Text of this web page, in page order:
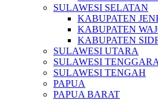
SULAWESI SELATAN
KABUPATEN
KABUPATEN
KABUPATEN
SULAWESI UTARA
SULAWESI TENGGARA
SULAWESI TENGAH
PAPUA
PAPUA BARAT